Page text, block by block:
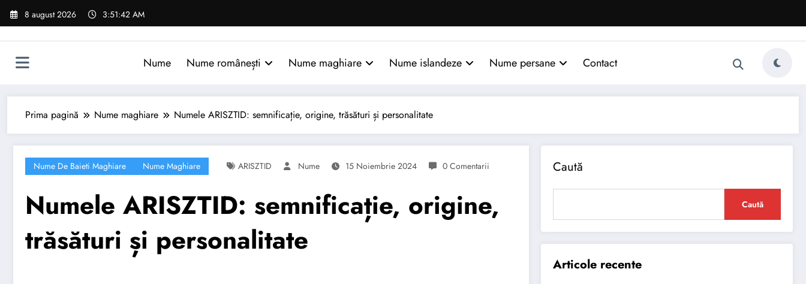
Sari
8 august 2026 3:51:43 AM
Nume Nume românești Nume maghiare Nume islandeze Nume persane Contact
Prima pagină Nume maghiare Numele ARISZTID: semnificație, origine, trăsături și personalitate
Nume De Baieti Maghiare Nume Maghiare ARISZTID Nume 15 Noiembrie 2024 0 Comentarii
Numele ARISZTID: semnificație, origine,
trăsături și personalitate
Caută
Caută
Articole recente